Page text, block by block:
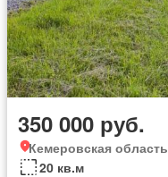
350 000 руб.
Кемеровская область
20 кв.м